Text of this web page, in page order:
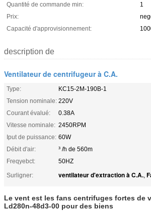
Quantité de commande min:
1
Prix:
Capacité d'approvisionnement:
description de
Ventilateur de centrifugeur à C.A.
Type:
KC15-2M-190B-1
Tension nominale: 220V
Courant évalué:
0.38A
Vitesse nominale: 2450RPM
Iput de puissance: 60W
Débit d'air:
³ /h de 560m
Freqyebct:
50HZ
Surligner:
ventilateur d'extraction à C.A.,
Le vent est les fans centrifuges fortes de
Ld280n-48d3-00 pour des biens